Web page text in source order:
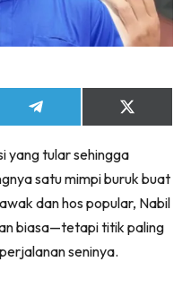
Share
on
Share
on
(Twitter)
yang tular sehingga
satu mimpi buruk buat
dan hos popular, Nabil
biasa—tetapi titik paling
seninya.